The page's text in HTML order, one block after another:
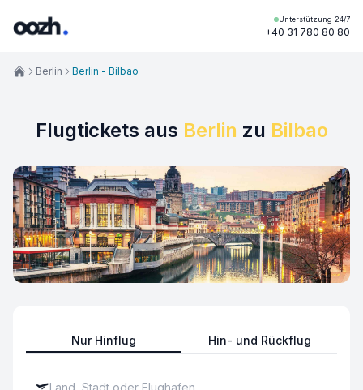
Unterstützung 24/7
+40 31 780 80 80
Flugtickets aus Berlin zu Bilbao
Nur Hinflug Hin- und Rückflug
Berlin Berlin - Bilbao